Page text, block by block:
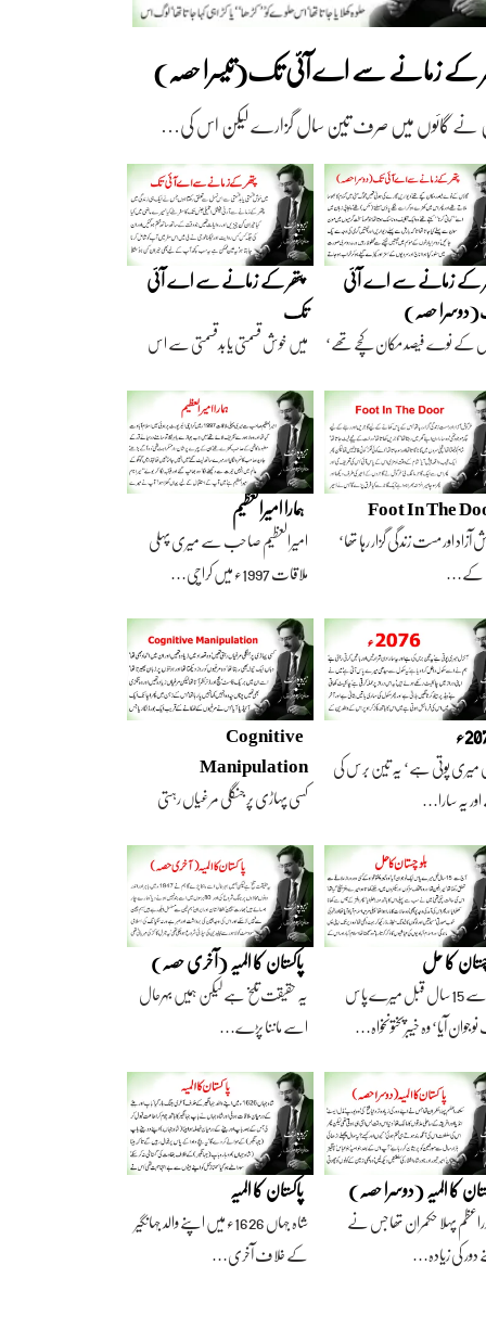
کے زمانے سے اے آئی تک(تیسرا حصہ)
نے گائوں میں صرف تین سال گزارے لیکن اس کی…
کے زمانے سے اے آئی
حصہ)
کے نوے فیصد مکان کچے تھے‘
پتھر کے زمانے سے اے آئی
تک
میں خوش قسمتی یا بدقسمتی سے اس
Foot In The
آزاد اور مست زندگی گزار رہا تھا‘
کے…
ہمارا امیرالعظیم
امیرالعظیم صاحب سے میری پہلی
ملاقات 1997ء میں کراچی…
میری پوتی ہے‘ یہ تین برس کی
یہ سارا…
Cognitive
Manipulation
کسی پہاڑی پر جنگلی مرغیاں رہتی
کا حل
آج سے 15 سال قبل میرے پاس
آیا‘ وہ خیبرپختونخواہ…
پاکستان کا المیہ (آخری حصہ)
یہ حقیقت تلخ ہے لیکن ہمیں بہرحال
اسے ماننا پڑے…
کا المیہ (دوسرا حصہ)
پہلا حکمران تھا جس نے
کی زیادہ…
پاکستان کا المیہ
شاہ جہاں 1626ء میں اپنے والد جہانگیر
کے خلاف آخری…